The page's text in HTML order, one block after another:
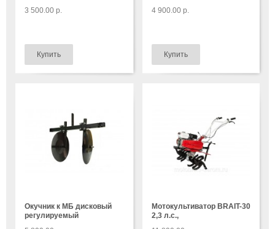
3 500.00 р.
4 900.00 р.
Окучник к МБ дисковый
регулируемый
Мотокультиватор BRAIT-30
2,3 л.с.,